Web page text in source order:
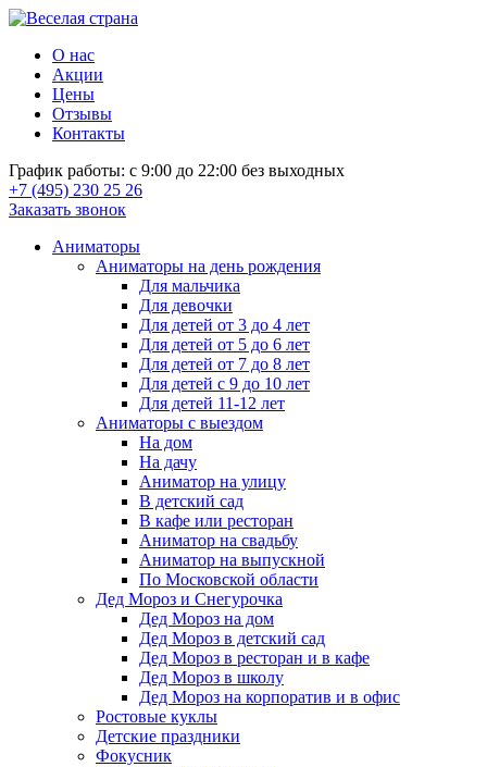
О нас
Акции
Цены
Отзывы
Контакты
График работы: с 9:00 до 22:00 без выходных
+7 (495) 230 25 26
Заказать звонок
Аниматоры
Аниматоры на день рождения
Для мальчика
Для девочки
Для детей от 3 до 4 лет
Для детей от 5 до 6 лет
Для детей от 7 до 8 лет
Для детей с 9 до 10 лет
Для детей 11-12 лет
Аниматоры с выездом
На дом
На дачу
Аниматор на улицу
В детский сад
В кафе или ресторан
Аниматор на свадьбу
Аниматор на выпускной
По Московской области
Дед Мороз и Снегурочка
Дед Мороз на дом
Дед Мороз в детский сад
Дед Мороз в ресторан и в кафе
Дед Мороз в школу
Дед Мороз на корпоратив и в офис
Ростовые куклы
Детские праздники
Фокусник